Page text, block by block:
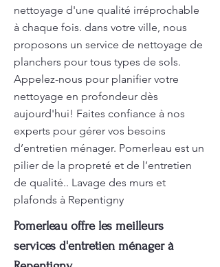
nettoyage d'une qualité irréprochable
à chaque fois. dans votre ville, nous
proposons un service de nettoyage de
planchers pour tous types de sols.
Appelez-nous pour planifier votre
nettoyage en profondeur dès
aujourd'hui! Faites confiance à nos
experts pour gérer vos besoins
d’entretien ménager. Pomerleau est un
pilier de la propreté et de l’entretien
de qualité.. Lavage des murs et
plafonds à Repentigny
Pomerleau offre les meilleurs
services d'entretien ménager à